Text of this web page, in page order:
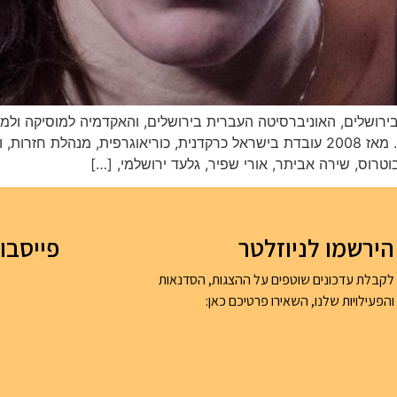
חייתה ועבדה כרקדנית, יוצרת ומורה למחול באירופה. מאז 2008 עובדת בישראל
שירה אביתר, אורי שפיר, גלעד ירושלמי, […]
הירשמו לניוזלטר
לקבלת עדכונים שוטפים על ההצגות, הסדנאות
והפעילויות שלנו, השאירו פרטיכם כאן: